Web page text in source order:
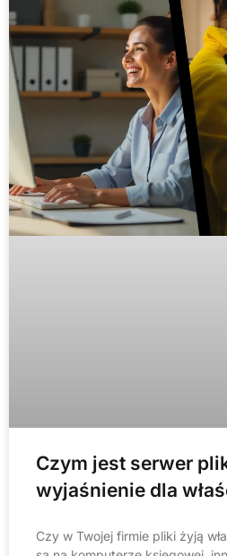
Czym jest serwer
wyjaśnienie dla
Czy w Twojej firmie pliki żyją